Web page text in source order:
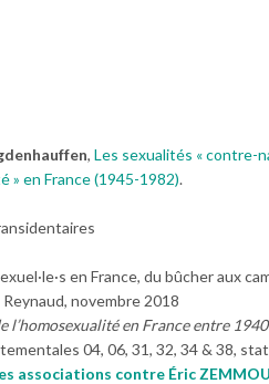
, Les sexualités « contre-
» en France (1945-1982).
en France, du bûcher aux
novembre 2018
l’homosexualité en France entre
04, 06, 31, 32, 34 & 38,
associations contre Éric